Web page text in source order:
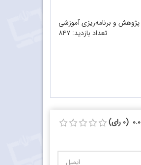
و برنامه‌ریزی آموزشی
تعداد بازدید: ۸۴۷